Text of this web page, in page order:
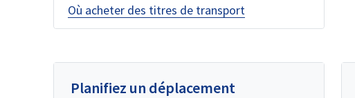
Où acheter des titres de transport
Planifiez un déplacement